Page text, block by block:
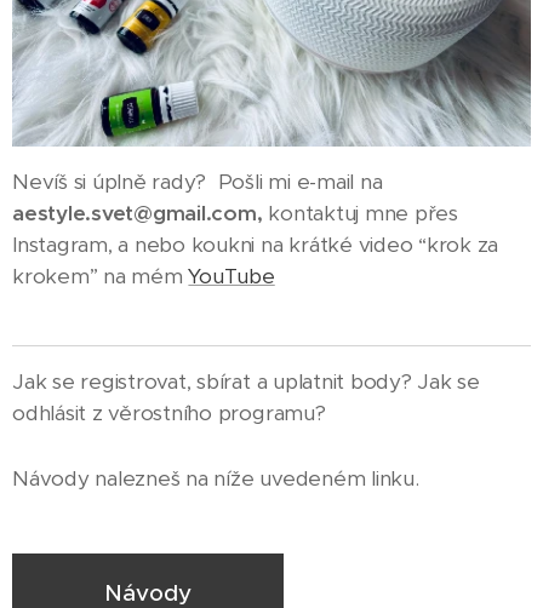
Nevíš si úplně rady? Pošli mi e-mail na
aestyle.svet@gmail.com, kontaktuj mne přes
Instagram, a nebo koukni na krátké video “krok za
krokem” na mémYouTube
Jak se registrovat, sbírat a uplatnit body? Jak se
odhlásit z věrostního programu?
Návody nalezneš na níže uvedeném linku.
Návody